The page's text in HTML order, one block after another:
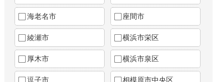
海老名市 座間市
綾瀬市 横浜市栄区
厚木市 横浜市泉区
逗子市 相模原市中央区